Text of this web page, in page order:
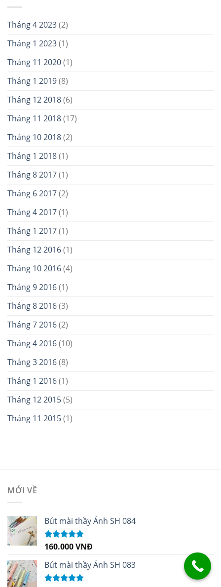
Tháng 4 2023(2)
Tháng 1 2023(1)
Tháng 11 2020(1)
Tháng 1 2019(8)
Tháng 12 2018(6)
Tháng 11 2018(17)
Tháng 10 2018(2)
Tháng 1 2018(1)
Tháng 8 2017(1)
Tháng 6 2017(2)
Tháng 4 2017(1)
Tháng 1 2017(1)
Tháng 12 2016(1)
Tháng 10 2016(4)
Tháng 9 2016(1)
Tháng 8 2016(3)
Tháng 7 2016(2)
Tháng 4 2016(10)
Tháng 3 2016(8)
Tháng 1 2016(1)
Tháng 12 2015(5)
Tháng 11 2015(1)
MỚI VỀ
Bút mài thầy Ánh SH 084
Được xếp
sao
160.000VNĐ
Bút mài thầy Ánh SH 083